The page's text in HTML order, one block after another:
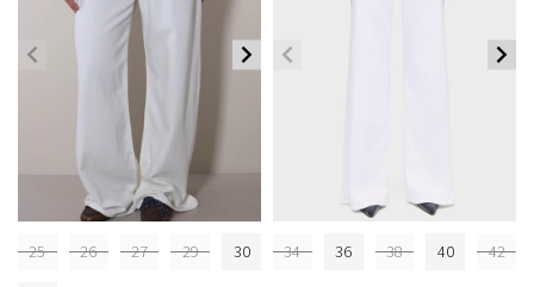
25 26 27 29 30 34 36 38 40 42